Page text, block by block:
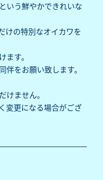
いう鮮やかできれいな
けの特別なオイカワを
す。‌
伴をお願い致します。‌‌
けません。‌
変更になる場合がござ